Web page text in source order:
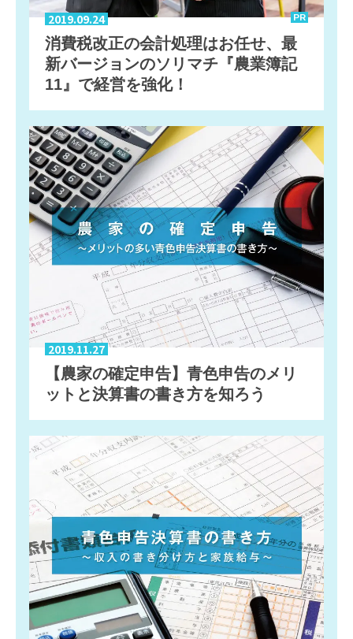
2019.09.24 PR
消費税改正の会計処理はお任せ、最
新バージョンのソリマチ『農業簿記
11』で経営を強化！
2019.11.27
【農家の確定申告】青色申告のメリ
ットと決算書の書き方を知ろう